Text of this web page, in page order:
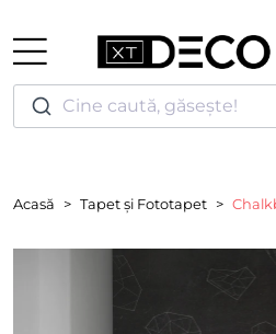
Cine caută, găsește!
Acasă Tapet și Fototapet